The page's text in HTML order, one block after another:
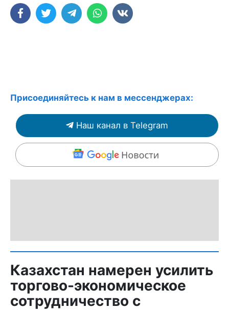
Присоединяйтесь к нам в мессенджерах:
Наш канал в Telegram
Казахстан намерен усилить
торгово-экономическое
сотрудничество с